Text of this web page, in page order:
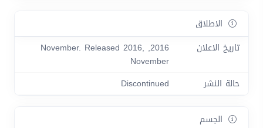
الاطلاق
تاريخ الاعلان
2016, November. Released 2016,
November
حالة النشر
Discontinued
الجسم